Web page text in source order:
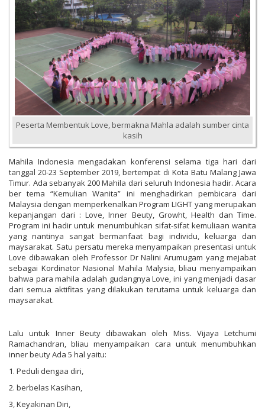
Peserta Membentuk Love, bermakna Mahla adalah sumber cinta
kasih
Mahila Indonesia mengadakan konferensi selama tiga hari dari
tanggal 20-23 September 2019, bertempat di Kota Batu Malang Jawa
Timur. Ada sebanyak 200 Mahila dari seluruh Indonesia hadir. Acara
ber tema “Kemulian Wanita” ini menghadirkan pembicara dari
Malaysia dengan memperkenalkan Program LIGHT yang merupakan
kepanjangan dari : Love, Inner Beuty, Growht, Health dan Time.
Program ini hadir untuk menumbuhkan sifat-sifat kemuliaan wanita
yang nantinya sangat bermanfaat bagi individu, keluarga dan
maysarakat. Satu persatu mereka menyampaikan presentasi untuk
Love dibawakan oleh Professor Dr Nalini Arumugam yang mejabat
sebagai Kordinator Nasional Mahila Malysia, bliau menyampaikan
bahwa para mahila adalah gudangnya Love, ini yang menjadi dasar
dari semua aktifitas yang dilakukan terutama untuk keluarga dan
maysarakat.
Lalu untuk Inner Beuty dibawakan oleh Miss. Vijaya Letchumi
Ramachandran, bliau menyampaikan cara untuk menumbuhkan
inner beuty Ada 5 hal yaitu:
1. Peduli dengaa diri,
2. berbelas Kasihan,
3, Keyakinan Diri,